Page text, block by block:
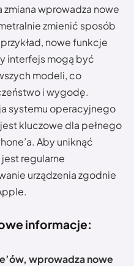
wprowadza nowe
zmienić sposób
nowe funkcje
interfejs mogą być
modeli, co
i wygodę.
systemu operacyjnego
kluczowe dla pełnego
Aby uniknąć
regularne
urządzenia zgodnie
informacje:
wprowadza nowe